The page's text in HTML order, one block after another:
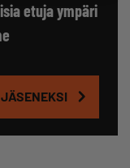
etuja ympäri